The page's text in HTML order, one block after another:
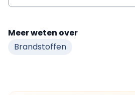
Meer weten over
Brandstoffen